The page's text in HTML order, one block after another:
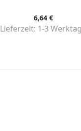
6,64 €
Lieferzeit: 1-3